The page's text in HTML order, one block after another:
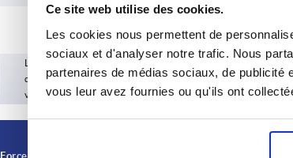
Ce site web utilise des cookies.
Les cookies nous permettent de
sociaux et d'analyser notre trafic. Nous
partenaires de médias sociaux, de
vous leur avez fournies ou qu'ils ont
60
65
77
103
125
135
175
Les disponibilités sont mises à jour plusieurs fois par jour à
d’expédition confirmée vous est communiquée à l’étape
votre commande.